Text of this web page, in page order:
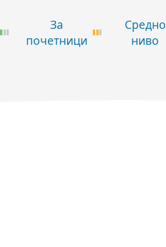
За
почетници
Средно
ниво